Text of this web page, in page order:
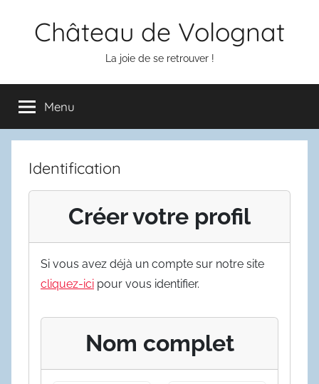
Château de Volognat
La joie de se retrouver !
Menu
Identification
Créer votre profil
Si vous avez déjà un compte sur notre site
cliquez-ici pour vous identifier.
Nom complet